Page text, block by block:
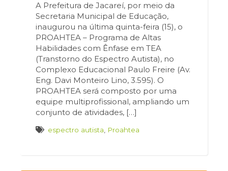
A Prefeitura de Jacareí, por meio da
Secretaria Municipal de Educação,
inaugurou na última quinta-feira (15), o
PROAHTEA – Programa de Altas
Habilidades com Ênfase em TEA
(Transtorno do Espectro Autista), no
Complexo Educacional Paulo Freire (Av.
Eng. Davi Monteiro Lino, 3.595). O
PROAHTEA será composto por uma
equipe multiprofissional, ampliando um
conjunto de atividades, […]
espectro autista Proahtea